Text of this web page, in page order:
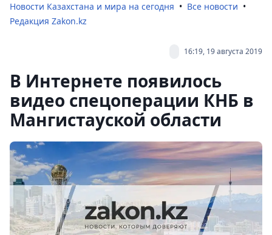
Новости Казахстана и мира на сегодня
Все новости
Редакция Zakon.kz
16:19, 19 августа 2019
В Интернете появилось
видео спецоперации КНБ в
Мангистауской области